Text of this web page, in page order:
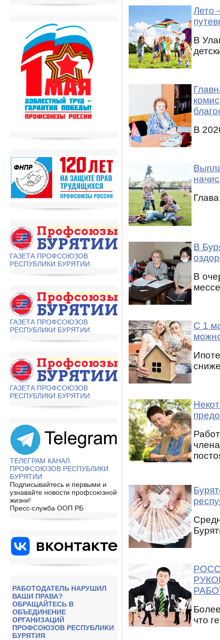
ГАЗЕТА ПРОФСОЮЗОВ
РЕСПУБЛИКИ БУРЯТИИ
ГАЗЕТА ПРОФСОЮЗОВ
РЕСПУБЛИКИ БУРЯТИИ
ГАЗЕТА ПРОФСОЮЗОВ
РЕСПУБЛИКИ БУРЯТИИ
ТЕЛЕГРАМ КАНАЛ
ПРОФСОЮЗОВ РЕСПУБЛИКИ
БУРЯТИИ
Подписывайтесь и первыми и
узнавайте новости профсоюзной
жизни!
Пресс-служба ООП РБ
РАБОТОДАТЕЛЬ НАРУШИЛ
ВАШИ ПРАВА?
ОБРАЩАЙТЕСЬ В
ОБЪЕДИНЕНИЕ
ОРГАНИЗАЦИЙ
ПРОФСОЮЗОВ РЕСПУБЛИКИ
БУРЯТИЯ
Лето
В
В
В
В
С 1
что